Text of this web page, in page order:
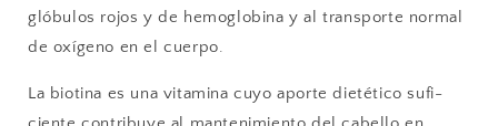
glóbulos rojos y de hemoglobina y al transporte normal
de oxígeno en el cuerpo.
La biotina es una vitamina cuyo aporte dietético sufi­